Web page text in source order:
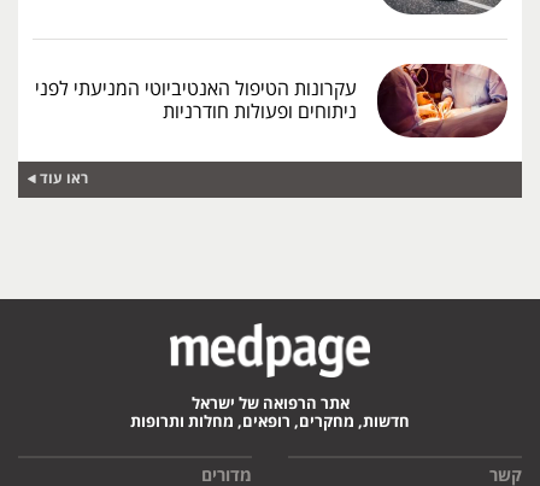
עקרונות הטיפול האנטיביוטי המניעתי לפני
ניתוחים ופעולות חודרניות
ראו עוד
אתר הרפואה של ישראל
חדשות, מחקרים, רופאים, מחלות ותרופות
קשר מדורים